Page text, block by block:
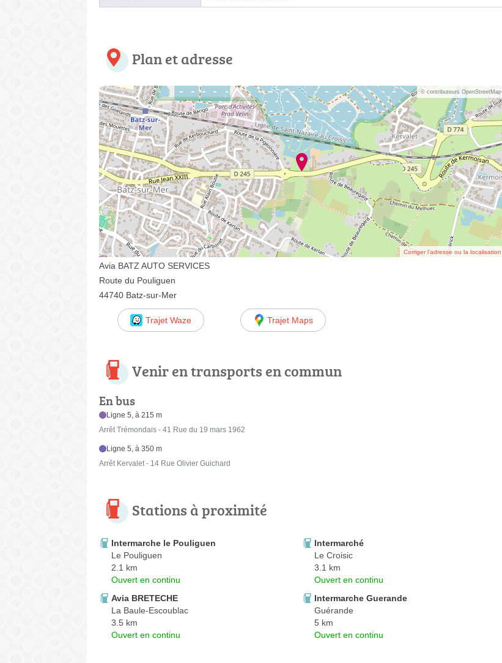
Plan et adresse
© contributeurs OpenStreetMap
Corriger l’adresse ou la localisation
Avia BATZ AUTO SERVICES
Route du Pouliguen
44740 Batz-sur-Mer
Trajet Waze Trajet Maps
Venir en transports en commun
En bus
Ligne 5, à 215 m
Arrêt Trémondais - 41 Rue du 19 mars 1962
Ligne 5, à 350 m
Arrêt Kervalet - 14 Rue Olivier Guichard
Stations à proximité
Intermarche le Pouliguen
Le Pouliguen
2.1 km
Ouvert en continu
Intermarché
Le Croisic
3.1 km
Ouvert en continu
Avia BRETECHE
La Baule-Escoublac
3.5 km
Ouvert en continu
Intermarche Guerande
Guérande
5 km
Ouvert en continu